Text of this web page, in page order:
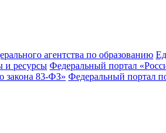
агентства по образованию
и ресурсы Федеральный портал
закона 83-ФЗ» Федеральный портал